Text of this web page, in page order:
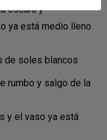
oscura y
ya está medio lleno
de soles blancos
rumbo y salgo de la
y el vaso ya está